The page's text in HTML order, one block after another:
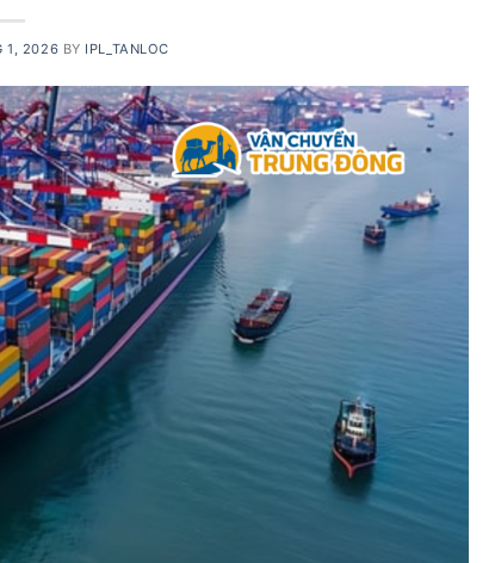
1, 2026 BY IPL_TANLOC